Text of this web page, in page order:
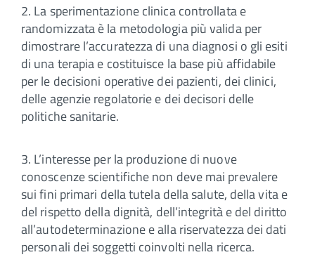
2. La sperimentazione clinica controllata e
randomizzata è la metodologia più valida per
dimostrare l’accuratezza di una diagnosi o gli esiti
di una terapia e costituisce la base più affidabile
per le decisioni operative dei pazienti, dei clinici,
delle agenzie regolatorie e dei decisori delle
politiche sanitarie.
3. L’interesse per la produzione di nuove
conoscenze scientifiche non deve mai prevalere
sui fini primari della tutela della salute, della vita e
del rispetto della dignità, dell’integrità e del diritto
all’autodeterminazione e alla riservatezza dei dati
personali dei soggetti coinvolti nella ricerca.